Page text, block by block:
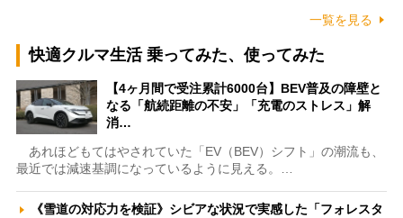
一覧を見る
快適クルマ生活 乗ってみた、使ってみた
【4ヶ月間で受注累計6000台】BEV普及の障壁と
なる「航続距離の不安」「充電のストレス」解
消…
あれほどもてはやされていた「EV（BEV）シフト」の潮流も、
最近では減速基調になっているように見える。…
《雪道の対応力を検証》シビアな状況で実感した「フォレスタ